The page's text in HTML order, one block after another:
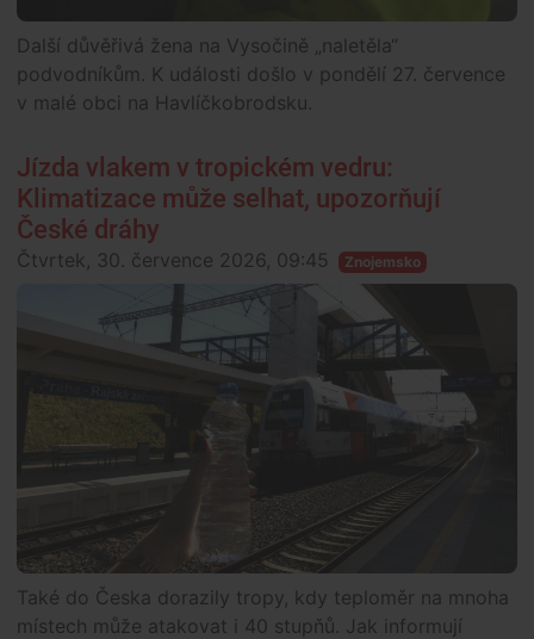
Další důvěřivá žena na Vysočině „naletěla“
podvodníkům. K události došlo v pondělí 27. července
v malé obci na Havlíčkobrodsku.
Jízda vlakem v tropickém vedru:
Klimatizace může selhat, upozorňují
České dráhy
Čtvrtek, 30. července 2026, 09:45 Znojemsko
Také do Česka dorazily tropy, kdy teploměr na mnoha
místech může atakovat i 40 stupňů. Jak informují